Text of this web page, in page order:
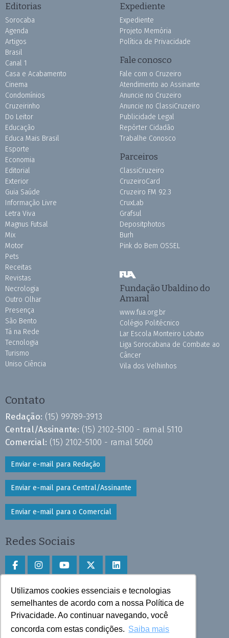
Utilizamos cookies essenciais e tecnologias
semelhantes de acordo com a nossa Política de
Privacidade. Ao continuar navegando, você
concorda com estas condições. Saiba mais
Editorias
Sorocaba
Agenda
Artigos
Brasil
Canal 1
Casa e Acabamento
Cinema
Condomínios
Cruzeirinho
Do Leitor
Educação
Educa Mais Brasil
Esporte
Economia
Editorial
Exterior
Guia Saúde
Informação Livre
Letra Viva
Magnus Futsal
Mix
Motor
Pets
Receitas
Revistas
Necrologia
Outro Olhar
Presença
São Bento
Tá na Rede
Tecnologia
Turismo
Uniso Ciência
Expediente
Expediente
Projeto Memória
Política de Privacidade
Fale conosco
Fale com o Cruzeiro
Atendimento ao Assinante
Anuncie no Cruzeiro
Anuncie no ClassiCruzeiro
Publicidade Legal
Repórter Cidadão
Trabalhe Conosco
Parceiros
ClassiCruzeiro
CruzeiroCard
Cruzeiro FM 92.3
CruxLab
Grafsul
Depositphotos
Burh
Pink do Bem OSSEL
Fundação Ubaldino do
Amaral
www.fua.org.br
Colégio Politécnico
Lar Escola Monteiro Lobato
Liga Sorocabana de Combate ao
Câncer
Vila dos Velhinhos
Contato
Redação: (15) 99789-3913
Central/Assinante: (15) 2102-5100 - ramal 5110
Comercial: (15) 2102-5100 - ramal 5060
Enviar e-mail para Redação
Enviar e-mail para Central/Assinante
Enviar e-mail para o Comercial
Redes Sociais
Faça download do aplicativo
Play Store e App Store